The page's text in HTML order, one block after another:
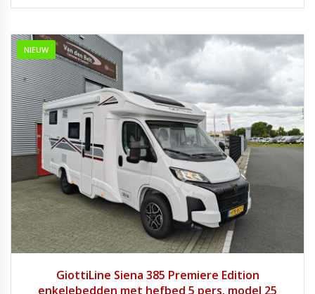
NIEUW
GiottiLine Siena 385 Premiere Edition
enkelebedden met hefbed 5 pers. model 25